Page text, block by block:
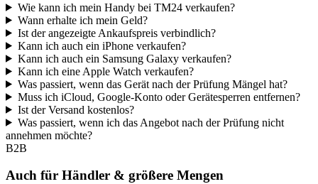
Wie kann ich mein Handy bei TM24 verkaufen?
Wann erhalte ich mein Geld?
Ist der angezeigte Ankaufspreis verbindlich?
Kann ich auch ein iPhone verkaufen?
Kann ich auch ein Samsung Galaxy verkaufen?
Kann ich eine Apple Watch verkaufen?
Was passiert, wenn das Gerät nach der Prüfung Mängel hat?
Muss ich iCloud, Google-Konto oder Gerätesperren entfernen?
Ist der Versand kostenlos?
Was passiert, wenn ich das Angebot nach der Prüfung nicht
annehmen möchte?
B2B
Auch für Händler & größere Mengen